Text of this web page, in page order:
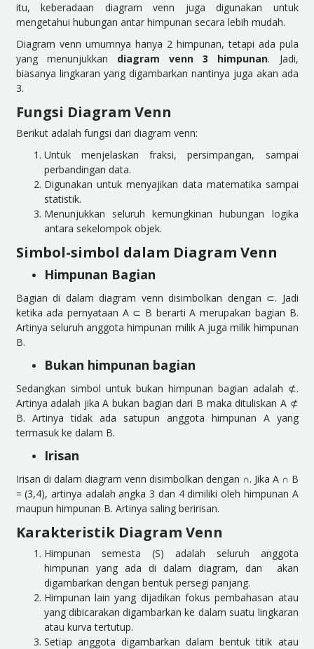
itu, keberadaan diagram venn juga digunakan untuk
mengetahui hubungan antar himpunan secara lebih mudah.
Diagram venn umumnya hanya 2 himpunan, tetapi ada pula
yang menunjukkan diagram venn 3 himpunan. Jadi,
biasanya lingkaran yang digambarkan nantinya juga akan ada
3.
Fungsi Diagram Venn
Berikut adalah fungsi dari diagram venn:
Untuk menjelaskan fraksi, persimpangan, sampai
perbandingan data.
Digunakan untuk menyajikan data matematika sampai
statistik.
Menunjukkan seluruh kemungkinan hubungan logika
antara sekelompok objek.
Simbol-simbol dalam Diagram Venn
Himpunan Bagian
Bagian di dalam diagram venn disimbolkan dengan ⊂. Jadi
ketika ada pernyataan A ⊂ B berarti A merupakan bagian B.
Artinya seluruh anggota himpunan milik A juga milik himpunan
B.
Bukan himpunan bagian
Sedangkan simbol untuk bukan himpunan bagian adalah ⊄.
Artinya adalah jika A bukan bagian dari B maka dituliskan A ⊄
B. Artinya tidak ada satupun anggota himpunan A yang
termasuk ke dalam B.
Irisan
Irisan di dalam diagram venn disimbolkan dengan ∩. Jika A ∩ B
= (3,4), artinya adalah angka 3 dan 4 dimiliki oleh himpunan A
maupun himpunan B. Artinya saling beririsan.
Karakteristik Diagram Venn
Himpunan semesta (S) adalah seluruh anggota
himpunan yang ada di dalam diagram, dan akan
digambarkan dengan bentuk persegi panjang.
Himpunan lain yang dijadikan fokus pembahasan atau
yang dibicarakan digambarkan ke dalam suatu lingkaran
atau kurva tertutup.
Setiap anggota digambarkan dalam bentuk titik atau